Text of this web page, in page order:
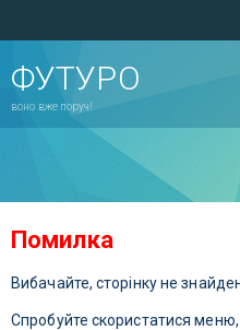
ФУТУРО
воно вже поруч!
Помилка
Вибачайте, сторінку не
Спробуйте скористатися